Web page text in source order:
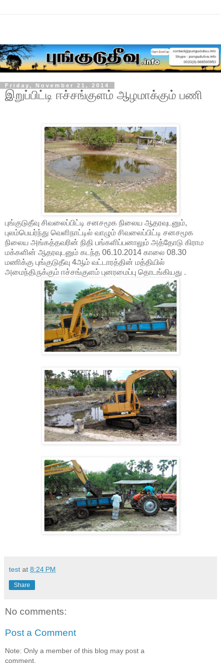
Friday, November 21, 2014
இறுப்பிட்டி ஈச்சங்குளம் ஆழமாக்கும் பணி
புங்குடுதீவு சிவலைப்பிட்டி சனசமூக நிலைய ஆதரவுடனும்,
புலம்பெயர்ந்து வெளிநாட்டில் வாழும் சிவலைப்பிட்டி சனசமூக
நிலைய அங்கத்தவரின் நிதி பங்களிப்பனாலும் அத்தோடு கிராம
மக்களின் ஆதரவுடனும் கடந்த 06.10.2014 காலை 08.30
மணிக்கு புங்குடுதீவு 4ஆம் வட்டாரத்தின் மத்தியில்
அமைந்திருக்கும் ஈச்சங்குளம் புனரமைப்பு தொடங்கியது .
test at 8:24 PM
Share
No comments:
Post a Comment
Note: Only a member of this blog may post a
comment.